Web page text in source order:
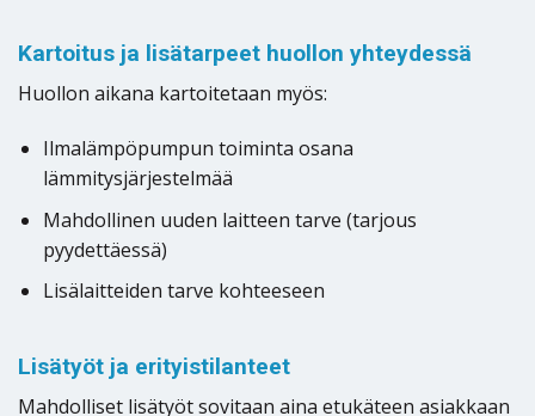
Kartoitus ja lisätarpeet huollon yhteydessä
Huollon aikana kartoitetaan myös:
Ilmalämpöpumpun toiminta osana
lämmitysjärjestelmää
Mahdollinen uuden laitteen tarve (tarjous
pyydettäessä)
Lisälaitteiden tarve kohteeseen
Lisätyöt ja erityistilanteet
Mahdolliset lisätyöt sovitaan aina etukäteen asiakkaan